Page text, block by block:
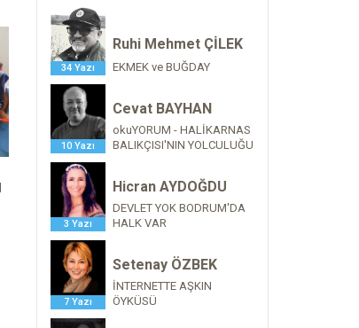
34 Yazı
Ruhi Mehmet ÇİLEK
EKMEK ve BUĞDAY
10 Yazı
Cevat BAYHAN
okuYORUM - HALİKARNAS
BALIKÇISI'NIN YOLCULUĞU
3 Yazı
Hicran AYDOĞDU
DEVLET YOK BODRUM'DA
HALK VAR
7 Yazı
Setenay ÖZBEK
İNTERNETTE AŞKIN
ÖYKÜSÜ